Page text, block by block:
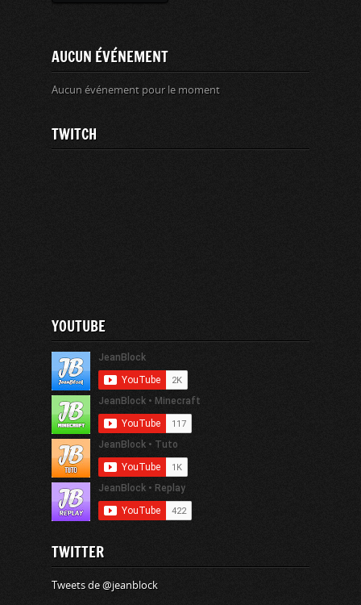
AUCUN ÉVÉNEMENT
Aucun événement pour le moment
TWITCH
YOUTUBE
TWITTER
Tweets de @jeanblock